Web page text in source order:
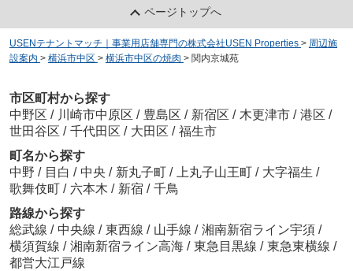
ページトップへ
USENテナントマッチ｜事業用店舗専門の株式会社USEN Properties > 周辺施
設案内 > 横浜市中区 > 横浜市中区の焼肉 > 関内京城苑
市区町村から探す
中野区 / 川崎市中原区 / 豊島区 / 新宿区 / 木更津市 / 港区 /
世田谷区 / 千代田区 / 大田区 / 福生市
町名から探す
中野 / 目白 / 中央 / 新丸子町 / 上丸子山王町 / 大字福生 /
歌舞伎町 / 六本木 / 新宿 / 千鳥
路線から探す
総武線 / 中央線 / 東西線 / 山手線 / 湘南新宿ライン宇須 /
横須賀線 / 湘南新宿ライン高海 / 東急目黒線 / 東急東横線 /
都営大江戸線